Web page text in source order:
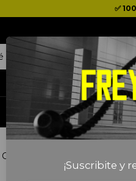
✅
Inicio
CARNITINA
¡Suscribite y